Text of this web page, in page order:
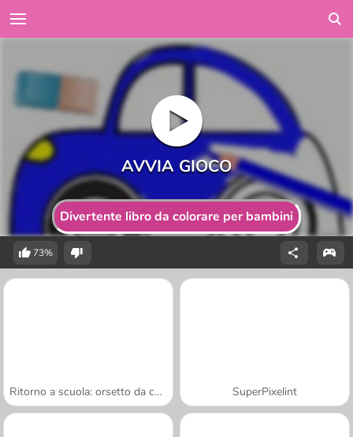
Divertente libro da colorare per bambini
73%
Ritorno a scuola: orsetto da colorare SuperPixelint